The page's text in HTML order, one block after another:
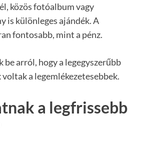
közös fotóalbum vagy
is különleges ajándék. A
fontosabb, mint a pénz.
be arról, hogy a legegyszerűbb
a legemlékezetesebbek.
a legfrissebb